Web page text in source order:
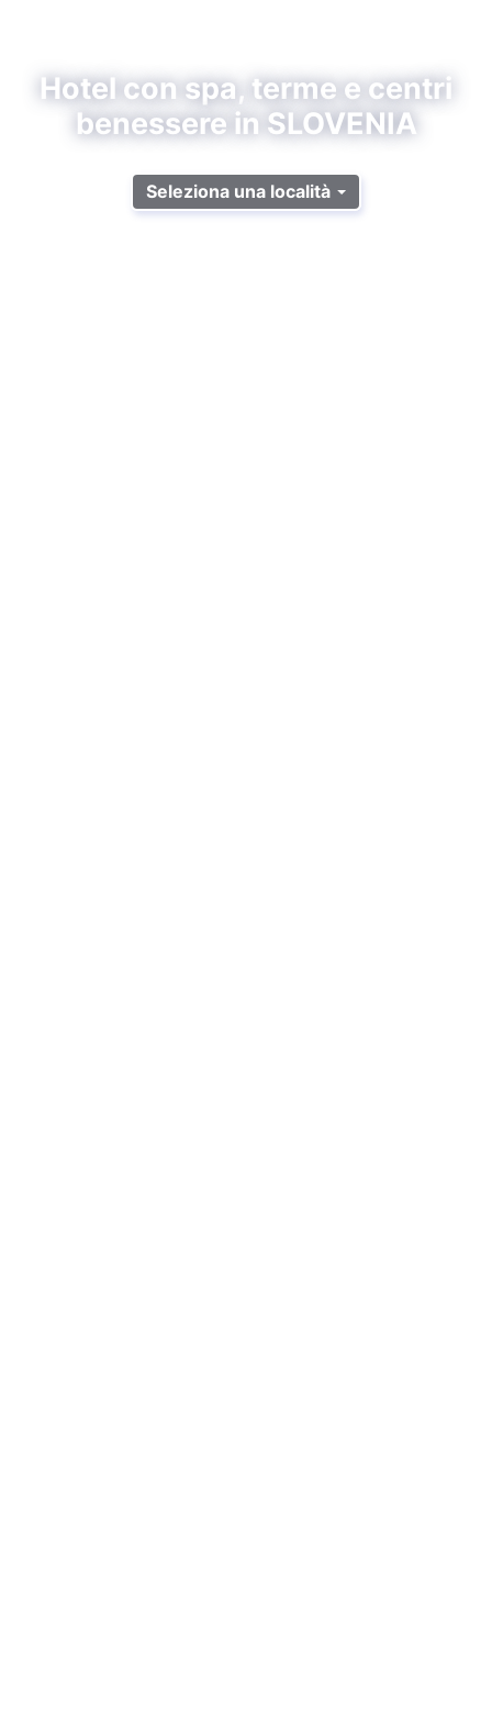
Hotel con spa, terme e centri
benessere in SLOVENIA
Seleziona una località